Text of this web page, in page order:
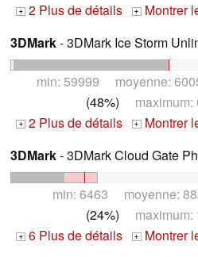
+ 2 Plus de détails + Montrer
3DMark- 3DMark Ice Storm
min: 59999 moyenne:
(48%) maximum:
+ 2 Plus de détails + Montrer
3DMark- 3DMark Cloud Gate
min: 6463 moyenne:
(24%) maximum:
+ 6 Plus de détails + Montrer